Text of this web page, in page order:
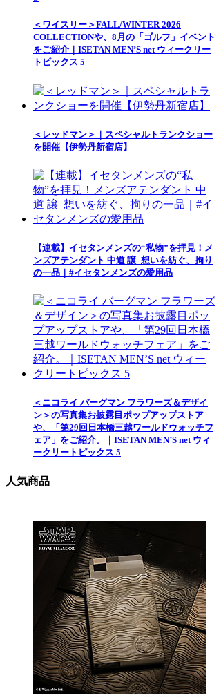
＜ワイスリー＞FALL/WINTER 2026
COLLECTIONや、8月の「ゴルフ」イベント
をご紹介｜ISETAN MEN’S net ウィークリー
トピックス 5
＜レッドマン＞｜スペシャルトランクショー
を開催【伊勢丹新宿店】
【連載】イセタンメンズの“私物”を拝見！メ
ンズアテンダント 中道 譲_想いを紡ぐ、拘り
の一品｜#イセタンメンズの愛用品
＜ニコライ バーグマン フラワーズ＆デザイ
ン＞の写真集お披露目ポップアップストア
や、「第29回日本橋三越ワールドウォッチフ
ェア」をご紹介。｜ISETAN MEN’S net ウィ
ークリートピックス 5
人気商品